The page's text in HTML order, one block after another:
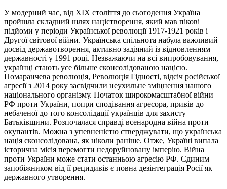
У модерний час, від ХІХ століття до сьогодення Україна
пройшла складний шлях націєтворення, який мав пікові
підйоми у періоди Української революції 1917-1921 років і
Другої світової війни. Українська спільнота набула важливий
досвід державотворення, активно задіяний із відновленням
державності у 1991 році. Незважаючи на всі випробовування,
українці стають усе більше сконсолідованою нацією.
Помаранчева революція, Революція Гідності, відсіч російської
агресії з 2014 року засвідчили неухильне зміцнення нашого
національного організму. Початок широкомасштабної війни
РФ проти України, попри сподівання агресора, привів до
небаченої до того консолідації українців для захисту
Батьківщини. Розпочалася справді всенародна війна проти
окупантів. Можна з упевненістю стверджувати, що українська
нація сконсолідована, як ніколи раніше. Отже, Україні випала
історична місія перемогти недоруйновану імперію. Війна
проти України може стати останньою агресію РФ. Єдиним
запобіжником від її рецидивів є повна дезінтеграція Росії як
державного утворення.